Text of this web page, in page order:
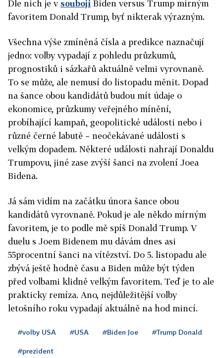
Dle nich je v souboji Biden versus Trump mírným
favoritem Donald Trump, byť nikterak výrazným.
Všechna výše zmíněná čísla a predikce naznačují
jedno: volby vypadají z pohledu průzkumů,
prognostiků i sázkařů aktuálně velmi vyrovnaně.
To se může, ale nemusí do listopadu měnit. Dopad
na šance obou kandidátů budou mít údaje o
ekonomice, průzkumy veřejného mínění,
probíhající kampaň, geopolitické události nebo i
různé černé labutě – neočekávané události s
velkým dopadem. Některé události nahrají Donaldu
Trumpovu, jiné zase zvýší šanci na zvolení Joea
Bidena.
Já sám vidím na začátku února šance obou
kandidátů vyrovnaně. Pokud je ale někdo mírným
favoritem, je to podle mě spíš Donald Trump. V
duelu s Joem Bidenem mu dávám dnes asi
55procentní šanci na vítězství. Do 5. listopadu ale
zbývá ještě hodně času a Biden může být týden
před volbami klidně velkým favoritem. Teď je to ale
prakticky remíza. Ano, nejdůležitější volby
letošního roku vypadají aktuálně na hod mincí.
#volby USA #USA #Biden Joe #Trump Donald
#prezident